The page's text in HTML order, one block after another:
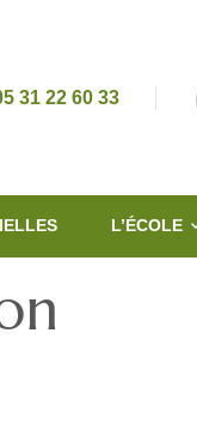
31 22 60 33
L’ÉCOLE